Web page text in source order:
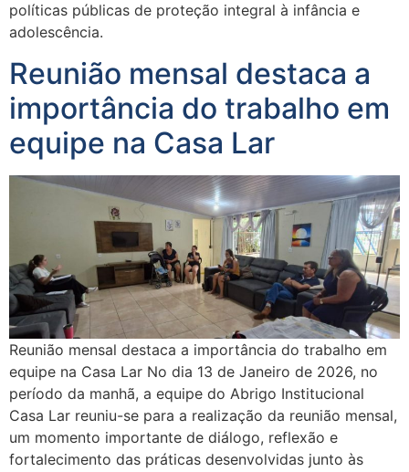
políticas públicas de proteção integral à infância e
adolescência.
Reunião mensal destaca a
importância do trabalho em
equipe na Casa Lar
Reunião mensal destaca a importância do trabalho em
equipe na Casa Lar No dia 13 de Janeiro de 2026, no
período da manhã, a equipe do Abrigo Institucional
Casa Lar reuniu-se para a realização da reunião mensal,
um momento importante de diálogo, reflexão e
fortalecimento das práticas desenvolvidas junto às